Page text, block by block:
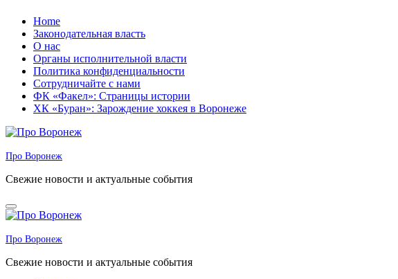
Перейти
содержанию
Home
Законодательная власть
О нас
Органы исполнительной власти
Политика конфиденциальности
Сотрудничайте с нами
ФК «Факел»: Страницы истории
ХК «Буран»: Зарождение хоккея в Воронеже
Про Воронеж
Свежие новости и актуальные события
Про Воронеж
Свежие новости и актуальные события